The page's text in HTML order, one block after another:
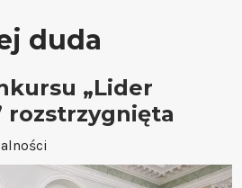
duda
„Lider
rozstrzygnięta